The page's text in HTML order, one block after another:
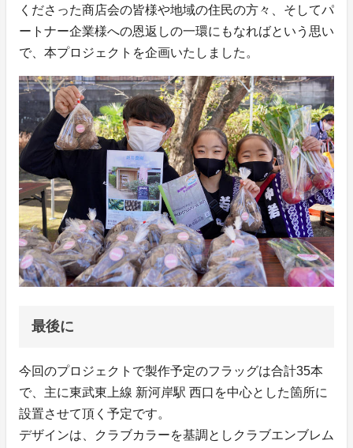
くださった商店会の皆様や地域の住民の方々、そしてパ
ートナー企業様への恩返しの一環にもなればという思い
で、本プロジェクトを企画いたしました。
最後に
今回のプロジェクトで製作予定のフラッグは合計35本
で、主に東武東上線 新河岸駅 西口を中心とした箇所に
設置させて頂く予定です。
デザインは、クラブカラーを基調としクラブエンブレム